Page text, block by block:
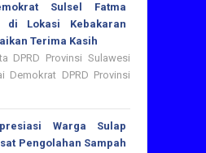
Sulsel Fatma
di Lokasi Kebakaran
Terima Kasih
DPRD Provinsi Sulawesi
Demokrat DPRD Provinsi
Warga Sulap
Pengolahan Sampah